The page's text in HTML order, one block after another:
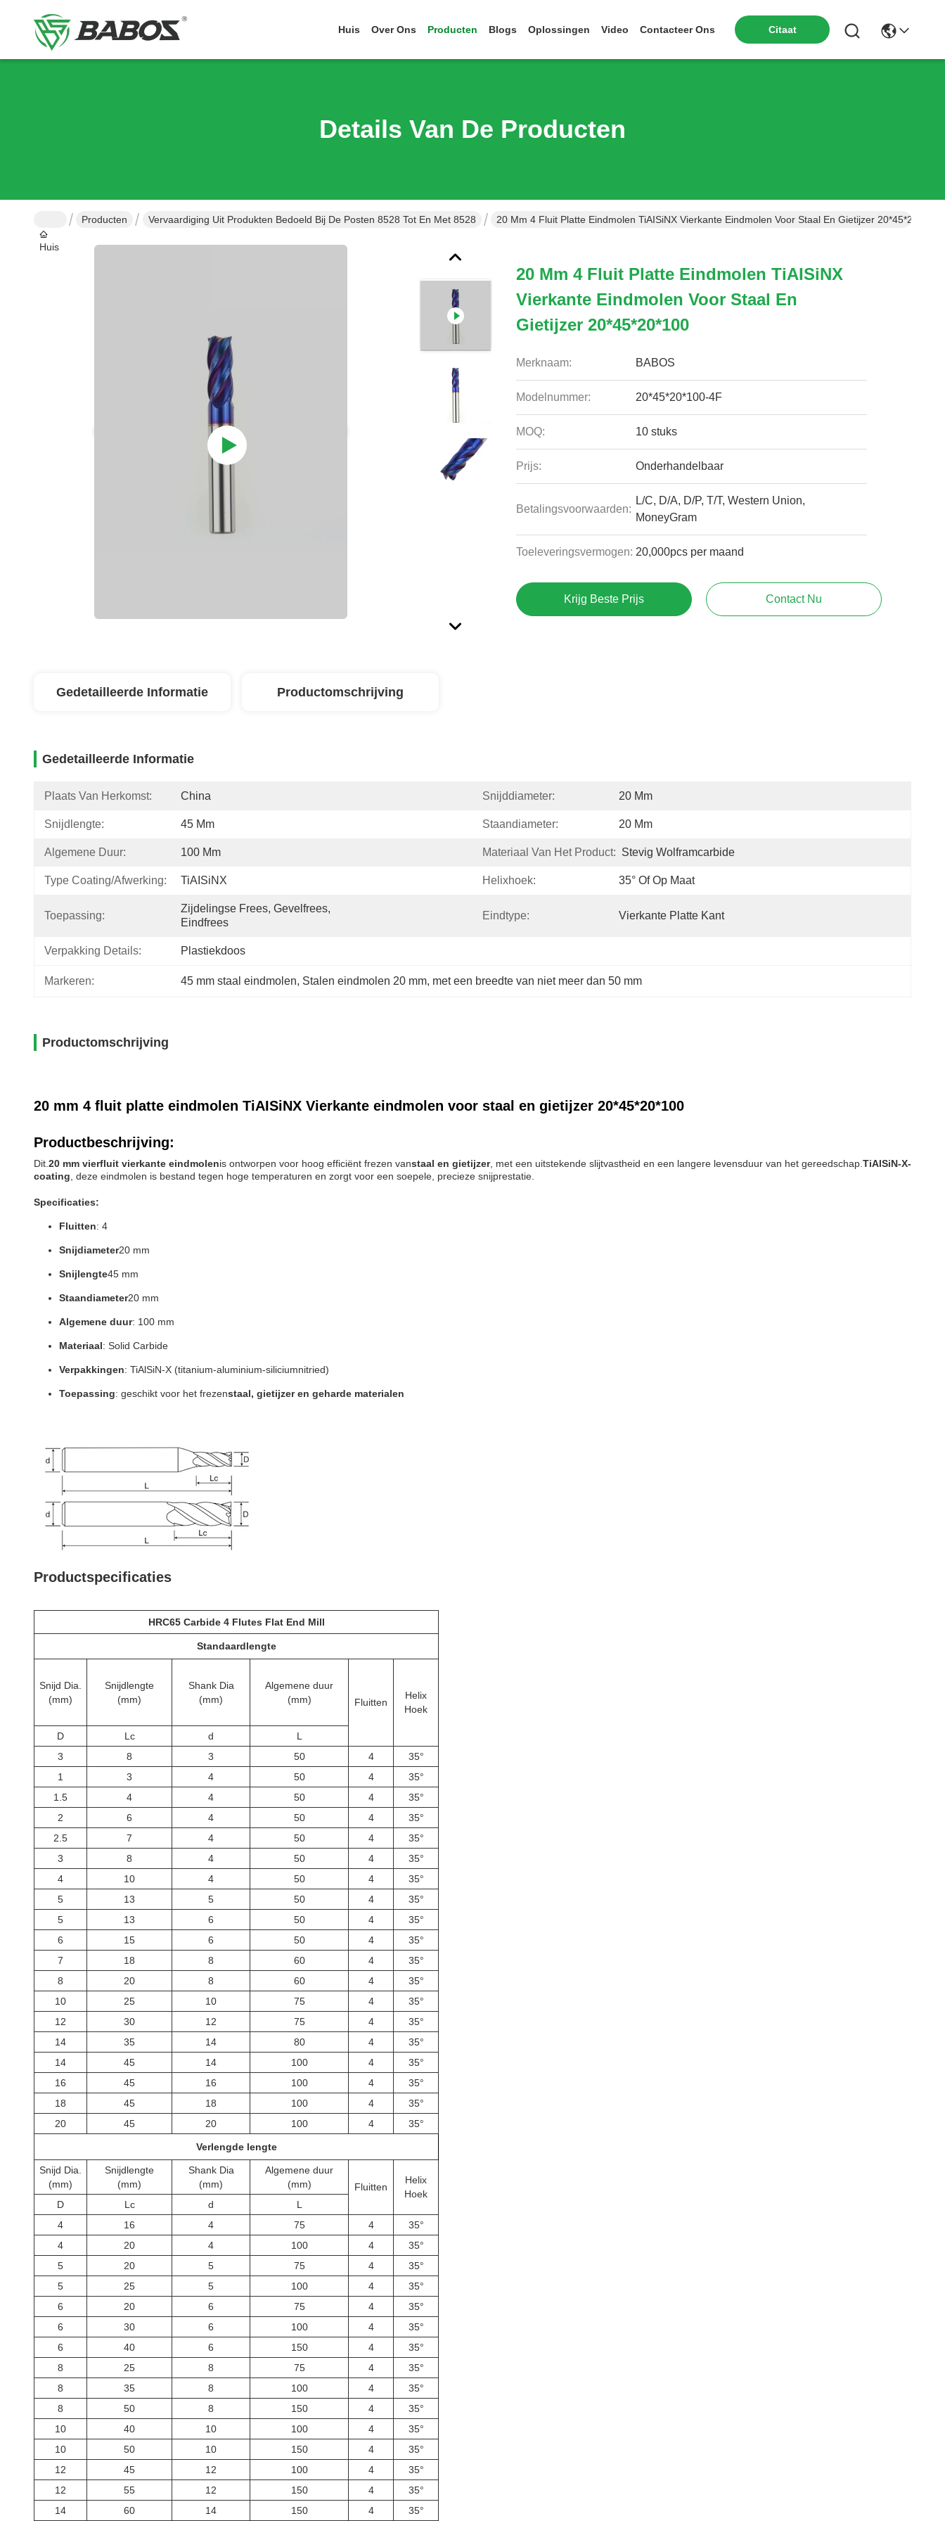
Huis Over Ons Producten Blogs Oplossingen Video Contacteer Ons Citaat
Details Van De Producten
Huis
Producten Vervaardiging Uit Produkten Bedoeld Bij De Posten 8528 Tot En Met 8528 20 Mm 4 Fluit Platte Eindmolen TiAISiNX Vierkante Eindmolen Voor Staal En Gietijzer 20*45*20*100
20 Mm 4 Fluit Platte Eindmolen TiAISiNX
Vierkante Eindmolen Voor Staal En
Gietijzer 20*45*20*100
Merknaam: BABOS
Modelnummer: 20*45*20*100-4F
MOQ: 10 stuks
Prijs: Onderhandelbaar
Betalingsvoorwaarden:
L/C, D/A, D/P, T/T, Western Union,
MoneyGram
Toeleveringsvermogen: 20,000pcs per maand
Krijg Beste Prijs Contact Nu
Gedetailleerde Informatie Productomschrijving
Gedetailleerde Informatie
Plaats Van Herkomst: China Snijddiameter: 20 Mm
Snijdlengte: 45 Mm Staandiameter: 20 Mm
Algemene Duur: 100 Mm Materiaal Van Het Product: Stevig Wolframcarbide
Type Coating/afwerking: TiAISiNX Helixhoek: 35° Of Op Maat
Toepassing:
Zijdelingse Frees, Gevelfrees,
Eindfrees
Eindtype: Vierkante Platte Kant
Verpakking Details: Plastiekdoos
Markeren: 45 mm staal eindmolen, Stalen eindmolen 20 mm, met een breedte van niet meer dan 50 mm
Productomschrijving
20 mm 4 fluit platte eindmolen TiAISiNX Vierkante eindmolen voor staal en gietijzer 20*45*20*100
Productbeschrijving:
Dit. 20 mm vierfluit vierkante eindmolenis ontworpen voor hoog efficiënt frezen vanstaal en gietijzer, met een uitstekende slijtvastheid en een langere levensduur van het gereedschap. TiAlSiN-X-
coating , deze eindmolen is bestand tegen hoge temperaturen en zorgt voor een soepele, precieze snijprestatie.
Specificaties:
Fluitten: 4
Snijdiameter20 mm
Snijlengte45 mm
Staandiameter20 mm
Algemene duur: 100 mm
Materiaal: Solid Carbide
Verpakkingen: TiAlSiN-X (titanium-aluminium-siliciumnitried)
Toepassing: geschikt voor het frezenstaal, gietijzer en geharde materialen
Productspecificaties
HRC65 Carbide 4 Flutes Flat End Mill
Standaardlengte
Snijd Dia.
(mm)
Snijdlengte
(mm)
Shank Dia
(mm)
Algemene duur
(mm)
Fluitten
Helix
Hoek
D Lc d
L
3
8 3 50 4
35°
1
3 4 50 4
35°
1.5
4 4 50 4
35°
2
6 4 50 4
35°
2.5
7 4 50 4
35°
3
8 4 50 4
35°
4
10 4 50 4
35°
5
13 5 50 4
35°
5
13 6 50 4
35°
6
15 6 50 4
35°
7
18 8 60 4
35°
8
20 8 60 4
35°
10
25 10 75 4
35°
12
30 12 75 4
35°
14
35 14 80 4
35°
14
45 14 100 4
35°
16
45 16 100 4
35°
18
45 18 100 4
35°
20
45 20 100 4 35°
Verlengde lengte
Snijd Dia.
(mm)
Snijdlengte
(mm)
Shank Dia
(mm)
Algemene duur
(mm)
Fluitten
Helix
Hoek
D
Lc d
L
4
16 4 75 4
35°
4
20 4 100 4
35°
5
20 5 75 4
35°
5
25 5 100 4
35°
6
20 6 75 4
35°
6
30 6 100 4
35°
6
40 6 150 4
35°
8
25 8 75 4
35°
8
35 8 100 4
35°
8
50 8 150 4
35°
10
40 10 100 4
35°
10
50 10 150 4
35°
12
45 12 100 4
35°
12
55 12 150 4
35°
14
60 14 150 4 35°